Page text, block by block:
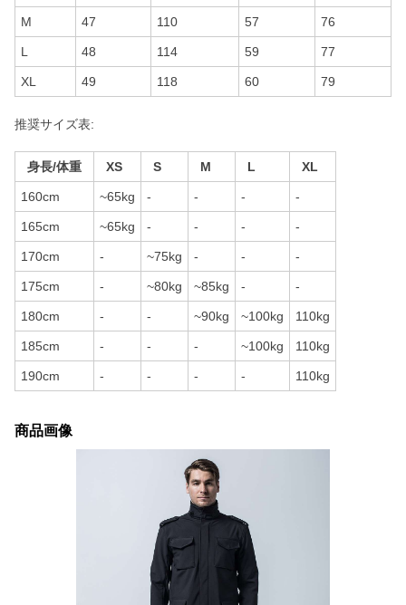
M 47 110 57 76
L 48 114 59 77
XL 49 118 60 79
推奨サイズ表:
身長/体重 XS S M L XL
160cm ~65kg - - - -
165cm ~65kg - - - -
170cm - ~75kg - - -
175cm - ~80kg ~85kg - -
180cm - - ~90kg ~100kg 110kg
185cm - - - ~100kg 110kg
190cm - - - - 110kg
商品画像